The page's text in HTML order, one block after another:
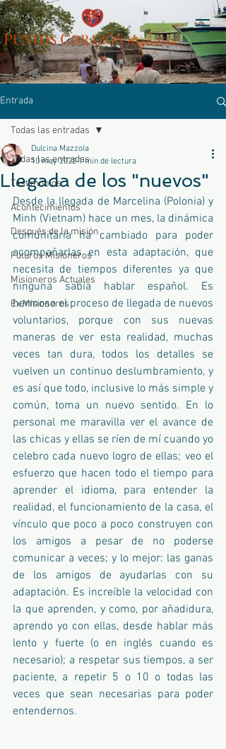
PUNTOSCORAZÓNArgentina
Entrada
Todas las entradas
Testimonios
Acontecimientos
Después de la misión
Futuros Misioneros
Misioneros Actuales
Ex Misioneros
Todas las entradas
Llegada de los "nuevos"
Dulcina Mazzola
10 may 2022 1 min de lectura
Desde la llegada de Marcelina (Polonia) y
Minh (Vietnam) hace un mes, la dinámica
comunitaria ha cambiado para poder
acompañarlas en esta adaptación, que
necesita de tiempos diferentes ya que
ninguna sabía hablar español. Es
hermoso el proceso de llegada de nuevos
voluntarios, porque con sus nuevas
maneras de ver esta realidad, muchas
veces tan dura, todos los detalles se
vuelven un continuo deslumbramiento, y
es así que todo, inclusive lo más simple y
común, toma un nuevo sentido. En lo
personal me maravilla ver el avance de
las chicas y ellas se ríen de mí cuando yo
celebro cada nuevo logro de ellas; veo el
esfuerzo que hacen todo el tiempo para
aprender el idioma, para entender la
realidad, el funcionamiento de la casa, el
vínculo que poco a poco construyen con
los amigos a pesar de no poderse
comunicar a veces; y lo mejor: las ganas
de los amigos de ayudarlas con su
adaptación. Es increíble la velocidad con
la que aprenden, y como, por añadidura,
aprendo yo con ellas, desde hablar más
lento y fuerte (o en inglés cuando es
necesario); a respetar sus tiempos, a ser
paciente, a repetir 5 o 10 o todas las
veces que sean necesarias para poder
entendernos.